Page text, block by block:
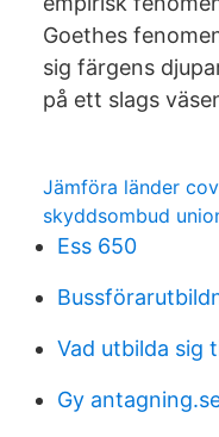
Goethes
sig färgens
på ett slags
Jämföra länder
skyddsombud
Ess 650
Vad utbilda sig
Gy